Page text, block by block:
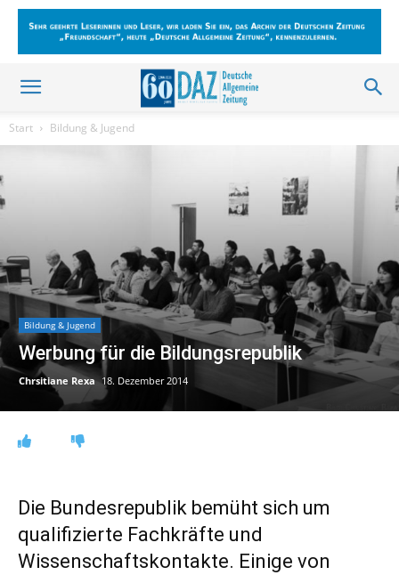
Start Bildung & Jugend
Bildung & Jugend
Werbung für die Bildungsrepublik
Chrsitiane Rexa 18. Dezember 2014
Die Bundesrepublik bemüht sich um
qualifizierte Fachkräfte und
Wissenschaftskontakte. Einige von